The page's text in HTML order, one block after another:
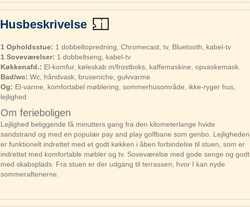
Husbeskrivelse
1 Opholdsstue: 1 dobbeltopredning, Chromecast, tv, Bluetooth, kabel-tv
1 Soveværelser: 1 dobbeltseng, kabel-tv
Køkkenafd.: El-komfur, køleskab m/frostboks, kaffemaskine, opvaskemask.
Bad/wc: Wc, håndvask, bruseniche, gulvvarme
Og: El-varme, komfortabel møblering, sommerhusområde, ikke-ryger hus,
lejlighed
Om ferieboligen
Lejlighed beliggende få minutters gang fra den kilometerlange hvide
sandstrand og med en populær pay and play golfbane som genbo. Lejligheden
er funktionelt indrettet med et godt køkken i åben forbindelse til stuen, som er
indrettet med komfortable møbler og tv. Soveværelse med gode senge og godt
med skabsplads. Fra stuen er der udgang til terrassen, hvor I kan nyde
sommeraftenerne.